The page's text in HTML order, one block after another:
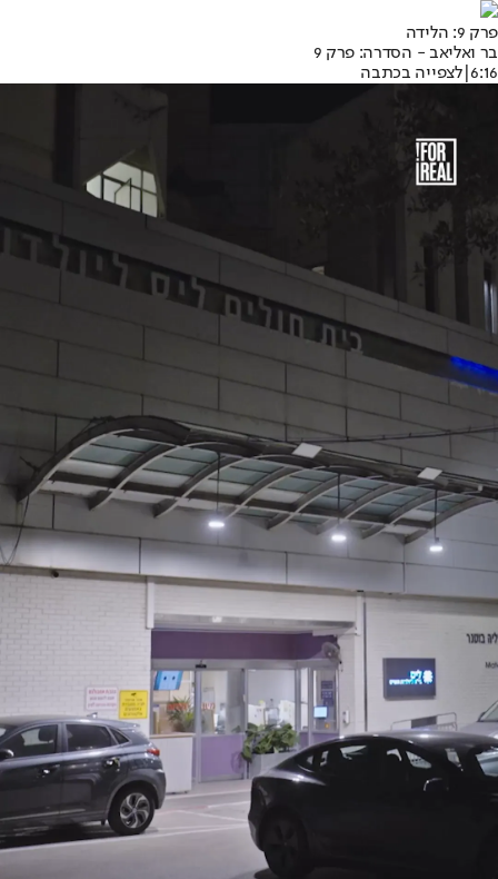
פרק 9: הלידה
בר ואליאב - הסדרה: פרק 9
6:16
|לצפייה בכתבה